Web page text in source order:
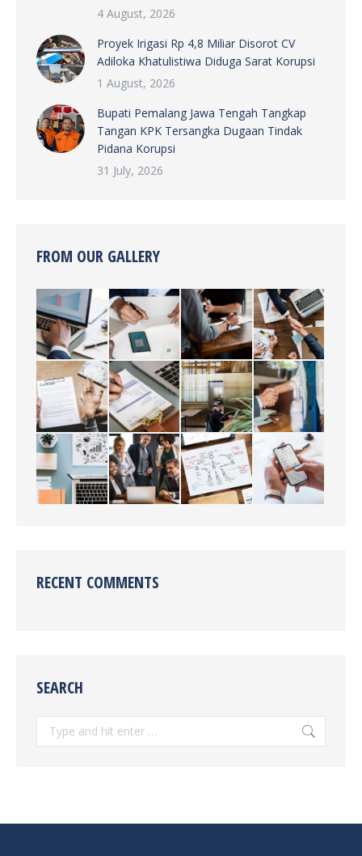
4 August, 2026
Proyek Irigasi Rp 4,8 Miliar Disorot CV
Adiloka Khatulistiwa Diduga Sarat Korupsi
1 August, 2026
Bupati Pemalang Jawa Tengah Tangkap
Tangan KPK Tersangka Dugaan Tindak
Pidana Korupsi
31 July, 2026
FROM OUR GALLERY
RECENT COMMENTS
SEARCH
Search: